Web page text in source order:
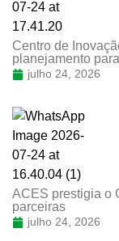
Centro de
planejamento
julho 24, 2026
ACES prestigia o
parceiras
julho 24, 2026